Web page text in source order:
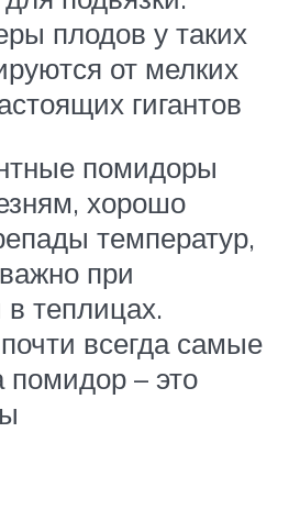
плодов у таких
от мелких
гигантов
помидоры
хорошо
температур,
при
теплицах.
всегда самые
помидор – это